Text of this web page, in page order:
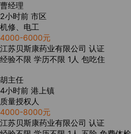
曹经理
2小时前 市区
机修、电工
4000-6000元
江苏贝斯康药业有限公司 认证
经验不限 学历不限 1人 包吃住
胡主任
4小时前 港上镇
质量授权人
4000-8000元
江苏贝斯康药业有限公司 认证